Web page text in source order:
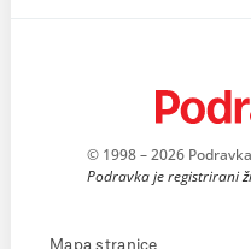
© 1998 – 2026
Podravka je registrirani
Mapa stranice